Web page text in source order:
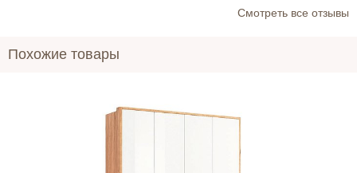
Cмотреть все отзывы
Похожие товары